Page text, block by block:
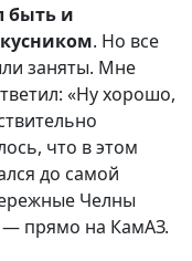
быть и
. Но все
заняты. Мне
«Ну хорошо,
что в этом
до самой
Челны
— прямо на КамАЗ.